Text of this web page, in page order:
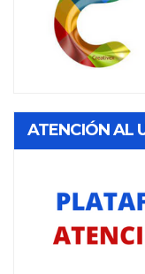
ATENCIÓN AL